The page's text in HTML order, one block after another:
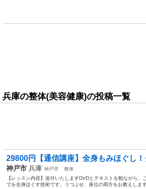
兵庫の整体(美容健康)の投稿一覧
29800円【通信講座】全身もみほぐし
神戸市 兵庫 神戸市
整体
【レッスン内容】送付いたしますDVDとテキストを観ながら
でを全身ほぐす技術です。うつぶせ、座位の両方をお教えしま